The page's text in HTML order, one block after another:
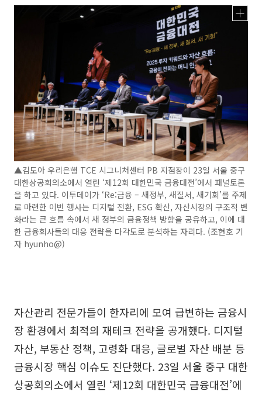
▲김도아 우리은행 TCE 시그니처센터 PB 지점장이 23일 서울 중구
대한상공회의소에서 열린 ‘제12회 대한민국 금융대전’에서 패널토론
을 하고 있다. 이투데이가 ‘Re:금융 – 새정부, 새질서, 새기회’를 주제
로 마련한 이번 행사는 디지털 전환, ESG 확산, 자산시장의 구조적 변
화라는 큰 흐름 속에서 새 정부의 금융정책 방향을 공유하고, 이에 대
한 금융회사들의 대응 전략을 다각도로 분석하는 자리다. (조현호 기
자 hyunho@)
자산관리 전문가들이 한자리에 모여 급변하는 금융시
장 환경에서 최적의 재테크 전략을 공개했다. 디지털
자산, 부동산 정책, 고령화 대응, 글로벌 자산 배분 등
금융시장 핵심 이슈도 진단했다. 23일 서울 중구 대한
상공회의소에서 열린 ‘제12회 대한민국 금융대전’에